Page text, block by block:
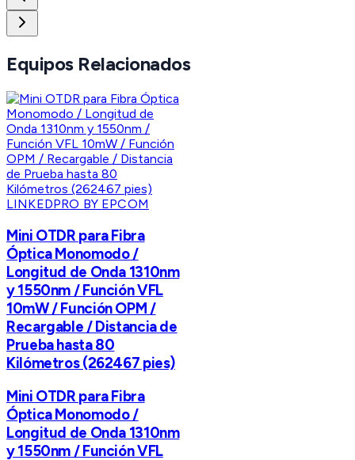
Equipos Relacionados
LINKEDPRO BY EPCOM
Mini OTDR para Fibra
Óptica Monomodo /
Longitud de Onda 1310nm
y 1550nm / Función VFL
10mW / Función OPM /
Recargable / Distancia de
Prueba hasta 80
Kilómetros (262467 pies)
Mini OTDR para Fibra
Óptica Monomodo /
Longitud de Onda 1310nm
y 1550nm / Función VFL